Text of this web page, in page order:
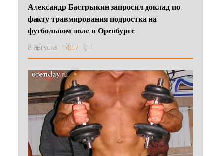
Александр Бастрыкин запросил доклад по
факту травмирования подростка на
футбольном поле в Оренбурге
8 августа 14:57